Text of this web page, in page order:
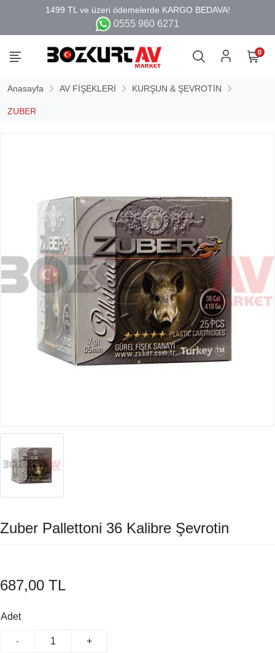
0555 960 6271
0
Anasayfa AV FİŞEKLERİ KURŞUN & ŞEVROTİN
ZUBER
Zuber Pallettoni 36 Kalibre Şevrotin
687,00 TL
Adet
- +